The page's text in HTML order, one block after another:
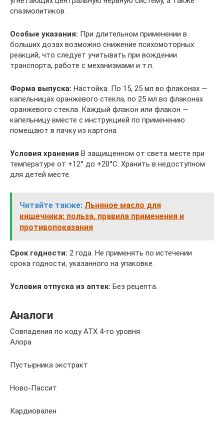
спазмолитиков.
Особые указания: При длительном применении в
больших дозах возможно снижение психомоторных
реакций, что следует учитывать при вождении
транспорта, работе с механизмами и т.п.
Форма выпуска: Настойка. По 15, 25 мл во флаконах —
капельницах оранжевого стекла, по 25 мл во флаконах
оранжевого стекла. Каждый флакон или флакон —
капельницу вместе с инструкцией по применению
помещают в пачку из картона.
Условия хранения В защищенном от света месте при
температуре от +12° до +20°С. Хранить в недоступном
для детей месте.
Читайте также: Льняное масло для
кишечника: польза, правила применения и
противопоказания
Срок годности: 2 года. Не применять по истечении
срока годности, указанного на упаковке.
Условия отпуска из аптек: Без рецепта.
Аналоги
Совпадения по коду АТХ 4-го уровня:
Алора
Пустырника экстракт
Ново-Пассит
Кардиовален